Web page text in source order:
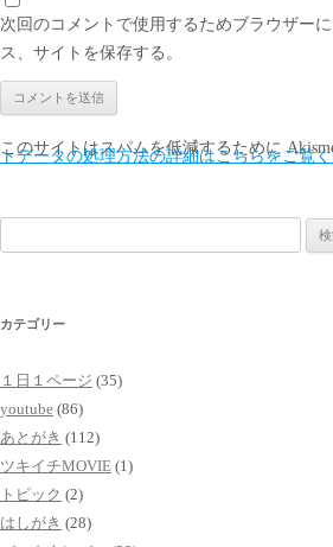
次回のコメントで使用するためブラウザー
ス、サイトを保存する。
このサイトはスパムを低減するために
トデータの処理方法の詳細はこちらをご覧
索:
カテゴリー
１日１ページ (35)
youtube (86)
あとがき (112)
ツキイチMOVIE (1)
トピック (2)
はしがき (28)